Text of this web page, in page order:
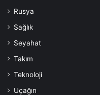
Rusya
Sağlık
Seyahat
Takım
Teknoloji
Uçağın